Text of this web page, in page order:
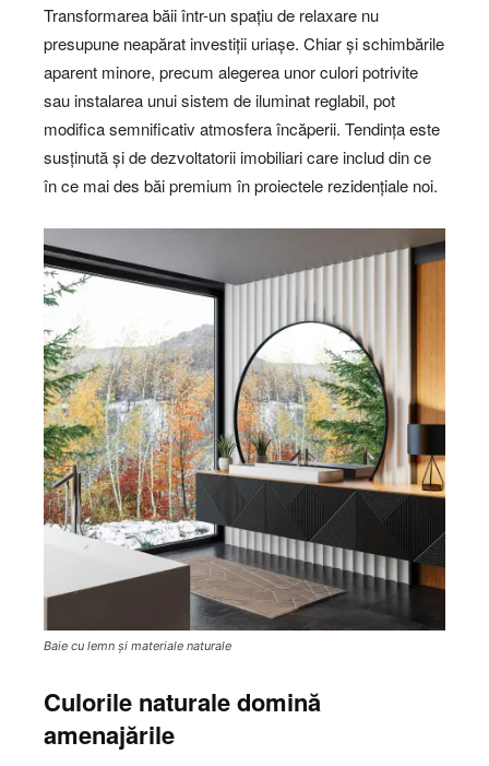
Transformarea băii într-un spațiu de relaxare nu
presupune neapărat investiții uriașe. Chiar și schimbările
aparent minore, precum alegerea unor culori potrivite
sau instalarea unui sistem de iluminat reglabil, pot
modifica semnificativ atmosfera încăperii. Tendința este
susținută și de dezvoltatorii imobiliari care includ din ce
în ce mai des băi premium în proiectele rezidențiale noi.
Baie cu lemn și materiale naturale
Culorile naturale domină
amenajările